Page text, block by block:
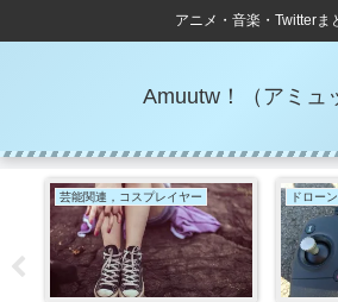
アニメ・音楽・Twitterま
Amuutw！（アミュ
芸能関連，コスプレイヤー ドローン